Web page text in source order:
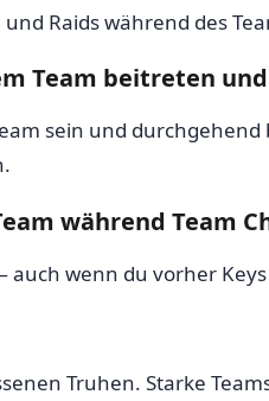
Raids während des
Team beitreten
sein und
während Team
wenn du vorher
Truhen. Starke